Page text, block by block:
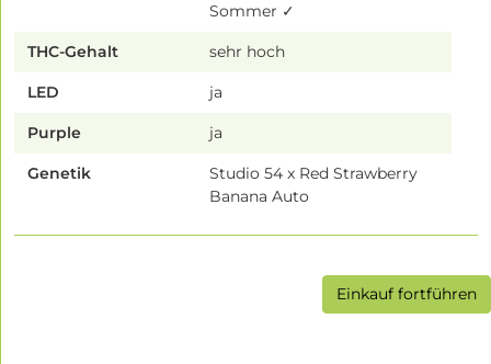
Sommer ✓
THC-Gehalt sehr hoch
LED ja
Purple ja
Genetik
Studio 54 x Red Strawberry
Banana Auto
Einkauf fortführen